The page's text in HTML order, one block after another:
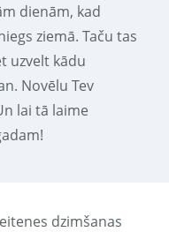
dienām, kad
ziemā. Taču tas
uzvelt kādu
Novēlu Tev
lai tā laime
dzimšanas